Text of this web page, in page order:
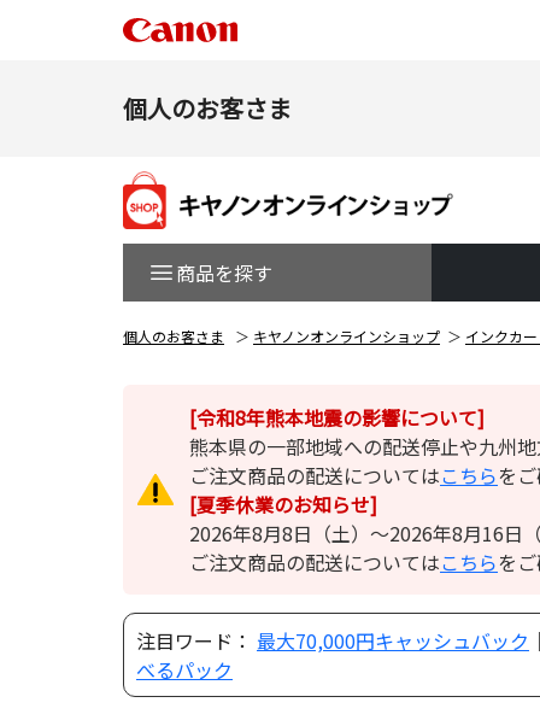
個人のお客さま
商品を探す
個人のお客さま キヤノンオンラインショップ インクカ
[令和8年熊本地震の影響について]
熊本県の一部地域への配送停止や九州
ご注文商品の配送についてはこちらを
[夏季休業のお知らせ]
2026年8月8日（土）～2026年8月16日
ご注文商品の配送についてはこちらを
注目ワード： 最大70,000円キャッシュバック
べるパック